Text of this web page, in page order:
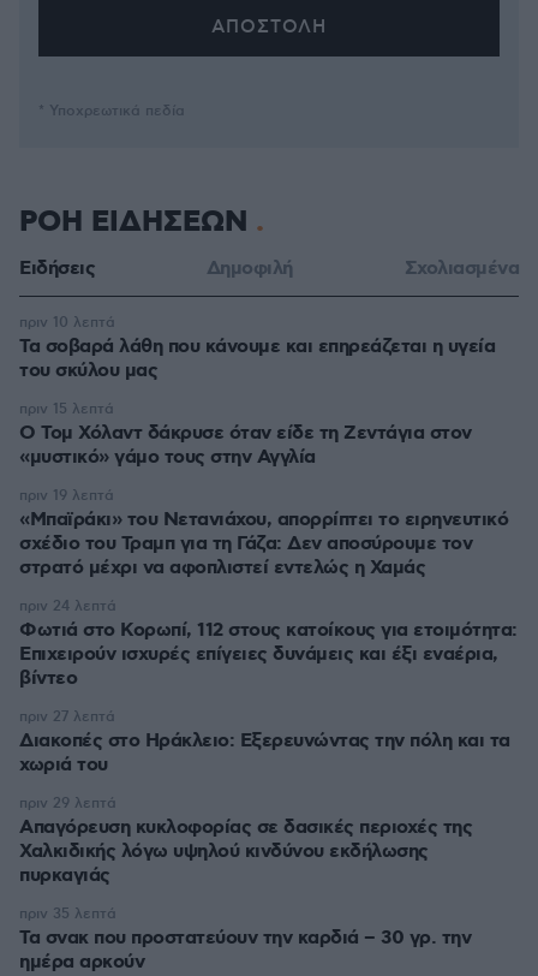
* Υποχρεωτικά πεδία
ΡΟΗ ΕΙΔΗΣΕΩΝ
Ειδήσεις Δημοφιλή Σχολιασμένα
Τα σοβαρά λάθη που κάνουμε και επηρεάζεται η υγεία
του σκύλου μας
πριν 10 λεπτά
Ο Τομ Χόλαντ δάκρυσε όταν είδε τη Ζεντάγια στον
«μυστικό» γάμο τους στην Αγγλία
πριν 15 λεπτά
«Μπαϊράκι» του Νετανιάχου, απορρίπτει το ειρηνευτικό
σχέδιο του Τραμπ για τη Γάζα: Δεν αποσύρουμε τον
στρατό μέχρι να αφοπλιστεί εντελώς η Χαμάς
πριν 19 λεπτά
Φωτιά στο Κορωπί, 112 στους κατοίκους για ετοιμότητα:
Επιχειρούν ισχυρές επίγειες δυνάμεις και έξι εναέρια,
βίντεο
πριν 24 λεπτά
Διακοπές στο Ηράκλειο: Εξερευνώντας την πόλη και τα
χωριά του
πριν 27 λεπτά
Απαγόρευση κυκλοφορίας σε δασικές περιοχές της
Χαλκιδικής λόγω υψηλού κινδύνου εκδήλωσης
πυρκαγιάς
πριν 29 λεπτά
Τα σνακ που προστατεύουν την καρδιά – 30 γρ. την
ημέρα αρκούν
πριν 35 λεπτά